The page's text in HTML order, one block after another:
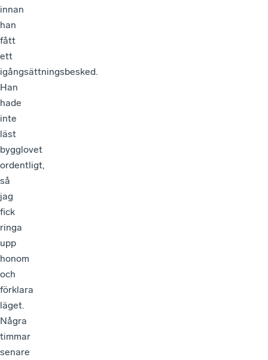
innan
han
fått
ett
igångsättningsbesked.
Han
hade
inte
läst
bygglovet
ordentligt,
så
jag
fick
ringa
upp
honom
och
förklara
läget.
Några
timmar
senare